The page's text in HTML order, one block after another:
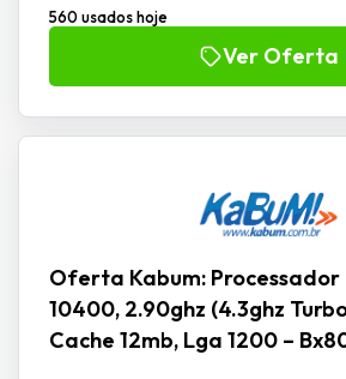
560 usados hoje
Ver Oferta
Oferta Kabum: Processador
10400, 2.90ghz (4.3ghz
Cache 12mb, Lga 1200 –